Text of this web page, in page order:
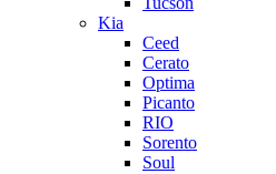
Kia
Ceed
Cerato
Optima
Picanto
RIO
Sorento
Soul